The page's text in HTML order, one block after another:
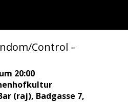
Control –
20:00
(raj), Badgasse 7,